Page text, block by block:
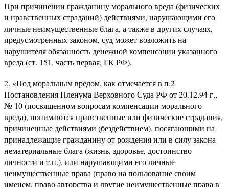
При причинении гражданину морального вреда (физических
и нравственных страданий) действиями, нарушающими его
личные неимущественные блага, а также в других случаях,
предусмотренных законом, суд может возложить на
нарушителя обязанность денежной компенсации указанного
вреда (ст. 151, часть первая, ГК РФ).
2. «Под моральным вредом, как отмечается в п.2
Постановления Пленума Верховного Суда РФ от 20.12.94 г.,
№ 10 (посвященном вопросам компенсации морального
вреда), понимаются нравственные или физические страдания,
причиненные действиями (бездействием), посягающими на
принадлежащие гражданину от рождения или в силу закона
нематериальные блага (жизнь, здоровье, достоинство
личности и т.п.), или нарушающими его личные
неимущественные права (право на пользование своим
именем, право авторства и другие неимущественные права в